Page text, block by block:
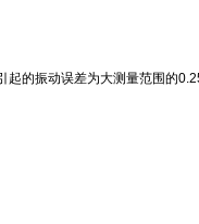
的振动误差为大测量范围的